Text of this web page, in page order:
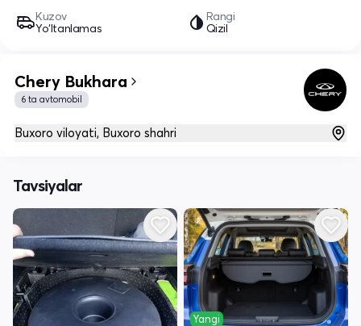
Kuzov
Yo‘ltanlamas
Rangi
Qizil
Chery Bukhara
6 ta avtomobil
Buxoro viloyati, Buxoro shahri
Tavsiyalar
Yangi